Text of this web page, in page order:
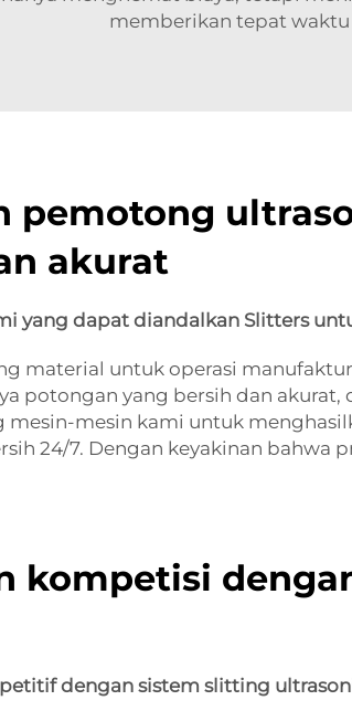
memberikan tepat
pemotong
akurat
yang dapat diandalkan Slitters
material untuk operasi
potongan yang bersih dan
mesin kami untuk
24/7. Dengan keyakinan
kompetisi
dengan sistem slitting